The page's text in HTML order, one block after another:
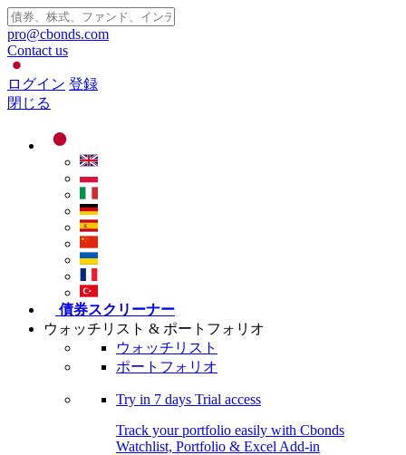
pro@cbonds.com
Contact us
ログイン 登録
閉じる
債券スクリーナー
ウォッチリスト & ポートフォリオ
ウォッチリスト
ポートフォリオ
Try in 7 days Trial access
Track your portfolio easily with Cbonds
Watchlist, Portfolio & Excel Add-in